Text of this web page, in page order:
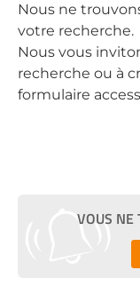
Nous ne
votre recherche.
Nous vous
recherche ou à
formulaire
VOUS NE